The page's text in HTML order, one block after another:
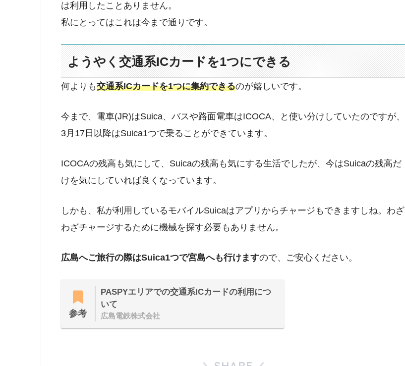
は利用したことありません。
私にとってはこれは今まで通りです。
ようやく交通系ICカードを1つにできる
何よりも交通系ICカードを1つに集約できるのが嬉しいです。
今まで、電車(JR)はSuica、バスや路面電車はICOCA、と使い分けしていたのですが、
3月17日以降はSuica1つで乗ることができています。
ICOCAの残高も気にして、Suicaの残高も気にする生活でしたが、今はSuicaの残高だ
けを気にしていれば良くなっています。
しかも、私が利用しているモバイルSuicaはアプリからチャージもできますしね。わざ
わざチャージするために機械を探す必要もありません。
広島へご旅行の際はSuica1つで宮島へも行けますので、ご安心ください。
参考
PASPYエリアでの交通系ICカードの利用につ
いて
広島電鉄株式会社